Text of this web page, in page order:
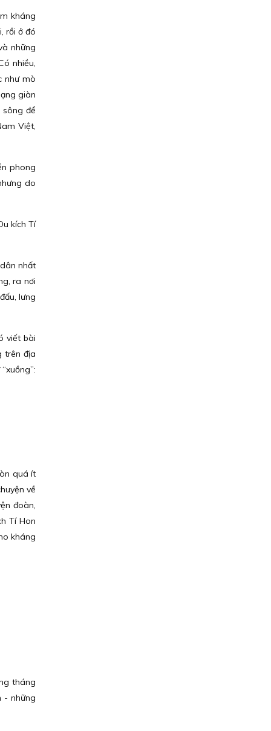
kháng
rồi ở đó
những
nhiều,
như mò
giàn
sông để
Việt,
phong
do
kích Tí
nhất
ra nơi
lưng
viết bài
trên địa
quá ít
về
đoàn,
Tí Hon
kháng
tháng
- những